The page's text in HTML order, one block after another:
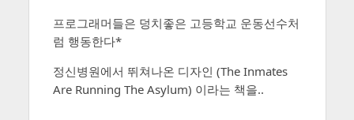
프로그래머들은 덩치좋은 고등학교 운동선수처
럼 행동한다*
정신병원에서 뛰쳐나온 디자인 (The Inmates
Are Running The Asylum) 이라는 책을..